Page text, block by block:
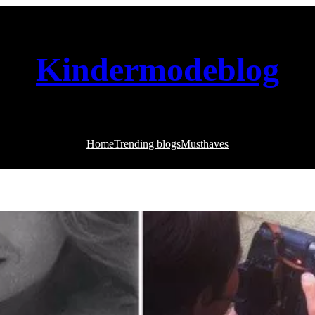
Kindermodeblog
HomeTrending blogsMusthaves